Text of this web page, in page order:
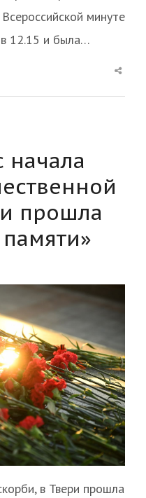
минуте
в 12.15 и была…
post
начала
прошла
в Твери прошла